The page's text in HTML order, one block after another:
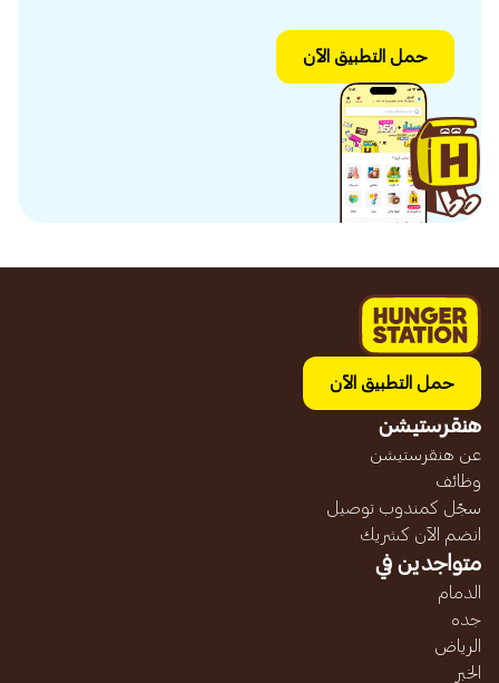
حمل التطبيق الآن
حمل التطبيق الآن
هنقرستيشن
عن هنقرستيشن
وظائف
سجّل كمندوب توصيل
انضم الآن كشريك
متواجدين في
الدمام
جده
الرياض
الخبر